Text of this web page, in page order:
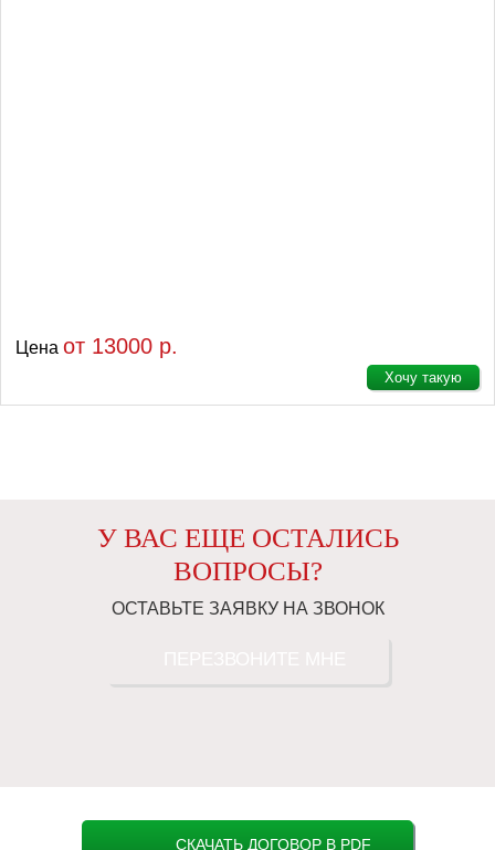
Цена от 13000 р.
Хочу такую
У ВАС ЕЩЕ ОСТАЛИСЬ
ВОПРОСЫ?
ОСТАВЬТЕ ЗАЯВКУ НА ЗВОНОК
СКАЧАТЬ ДОГОВОР В PDF